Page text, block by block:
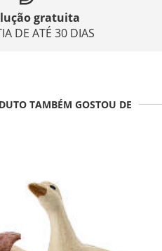
gratuita
DE ATÉ 30 DIAS
TAMBÉM GOSTOU DE